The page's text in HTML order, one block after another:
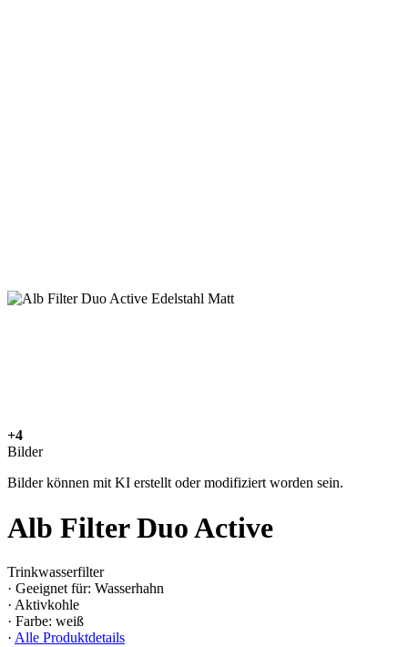
+4
Bilder
Bilder können mit KI erstellt oder modifiziert worden sein.
Alb Filter Duo Active
Trinkwasserfilter
· Geeignet für: Wasserhahn
· Aktivkohle
· Farbe: weiß
· Alle Produktdetails